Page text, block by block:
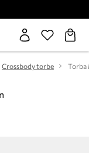
Crossbody torbe Torba